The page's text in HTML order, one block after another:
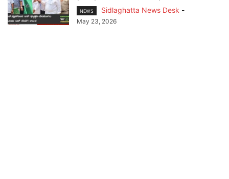
NEWS Sidlaghatta News Desk -
May 23, 2026